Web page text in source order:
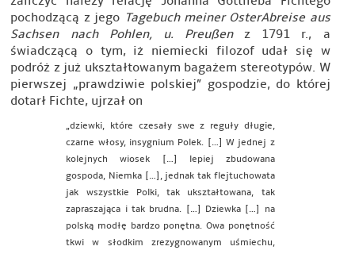
pochodzącą z jego Tagebuch meiner OsterAbreise aus
Sachsen nach Pohlen, u. Preußenz 1791 r., a
świadczącą o tym, iż niemiecki filozof udał się w
podróż z już ukształtowanym bagażem stereotypów. W
pierwszej „prawdziwie polskiej” gospodzie, do której
dotarł Fichte, ujrzał on
„dziewki, które czesały swe z reguły długie,
czarne włosy, insygnium Polek. […] W jednej z
kolejnych wiosek […] lepiej zbudowana
gospoda, Niemka […], jednak tak flejtuchowata
jak wszystkie Polki, tak ukształtowana, tak
zapraszająca i tak brudna. […] Dziewka […] na
polską modłę bardzo ponętna. Owa ponętność
tkwi w słodkim zrezygnowanym uśmiechu,